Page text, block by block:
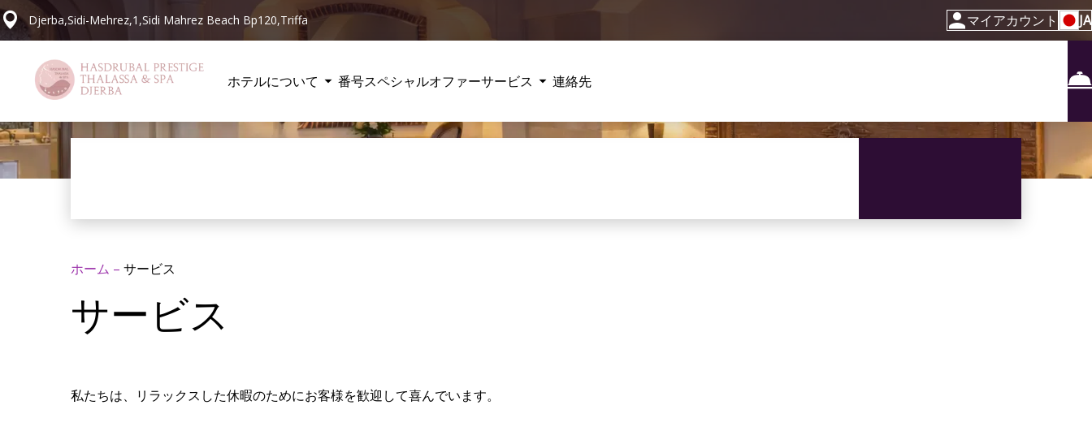
Djerba,Sidi-Mehrez,1,Sidi Mahrez Beach Bp120,Triffa マイアカウント JA
ホテルについて 番号スペシャルオファーサービス 連絡先
ホーム – サービス
サービス
私たちは、リラックスした休暇のためにお客様を歓迎して喜んでいます。